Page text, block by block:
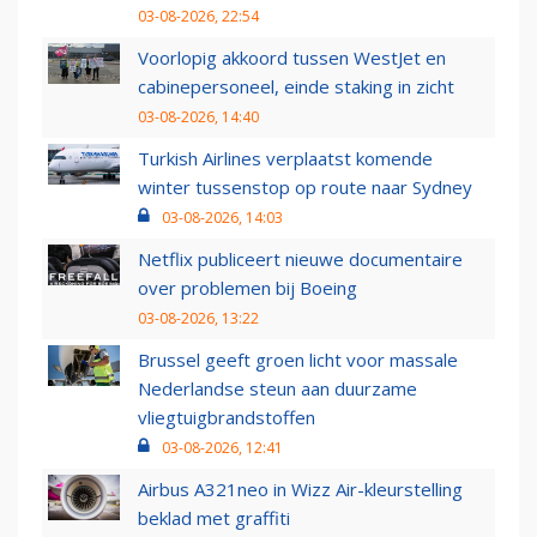
03-08-2026, 22:54
Voorlopig akkoord tussen WestJet en
cabinepersoneel, einde staking in zicht
03-08-2026, 14:40
Turkish Airlines verplaatst komende
winter tussenstop op route naar Sydney
03-08-2026, 14:03
Netflix publiceert nieuwe documentaire
over problemen bij Boeing
03-08-2026, 13:22
Brussel geeft groen licht voor massale
Nederlandse steun aan duurzame
vliegtuigbrandstoffen
03-08-2026, 12:41
Airbus A321neo in Wizz Air-kleurstelling
beklad met graffiti